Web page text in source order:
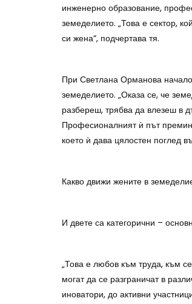
инженерно образование,
земеделието. „Това е сектор,
си жена“, подчертава тя.
При Светлана Орманова
земеделието. „Оказа се, че
разбереш, трябва да влезеш в
Професионалният ѝ път
което ѝ дава цялостен поглед
Какво движи жените в
И двете са категорични –
„Това е любов към труда, към
могат да се разграничат в
иноватори, до активни